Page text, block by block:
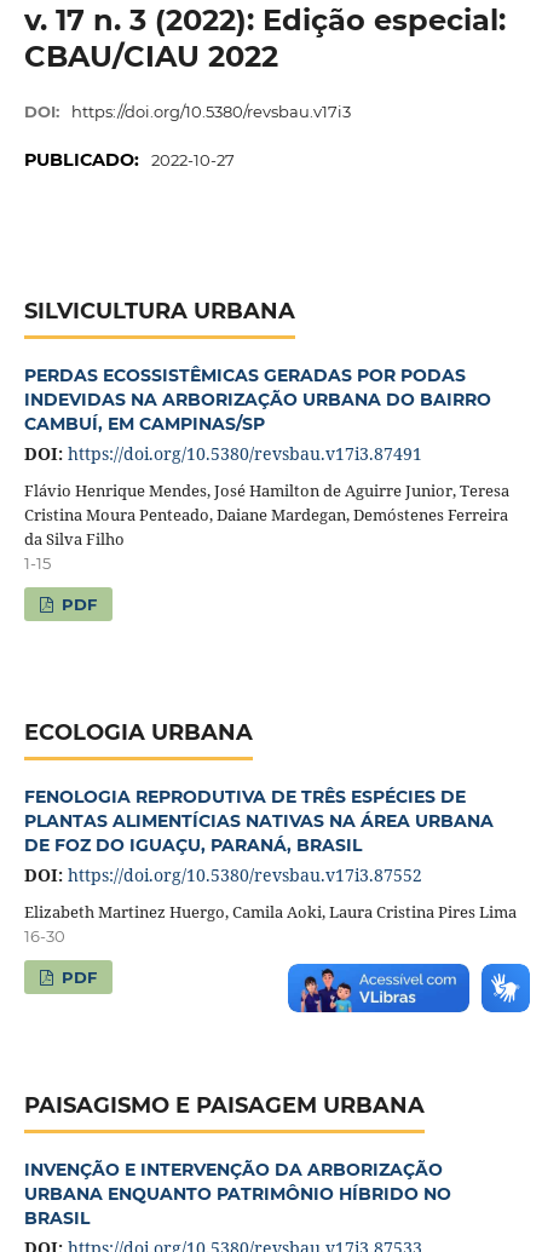
v. 17 n. 3 (2022): Edição especial:
CBAU/CIAU 2022
DOI: https://doi.org/10.5380/revsbau.v17i3
PUBLICADO: 2022-10-27
SILVICULTURA URBANA
PERDAS ECOSSISTÊMICAS GERADAS POR PODAS
INDEVIDAS NA ARBORIZAÇÃO URBANA DO BAIRRO
CAMBUÍ, EM CAMPINAS/SP
DOI: https://doi.org/10.5380/revsbau.v17i3.87491
Flávio Henrique Mendes, José Hamilton de Aguirre Junior, Teresa
Cristina Moura Penteado, Daiane Mardegan, Demóstenes Ferreira
da Silva Filho
1-15
PDF
ECOLOGIA URBANA
FENOLOGIA REPRODUTIVA DE TRÊS ESPÉCIES DE
PLANTAS ALIMENTÍCIAS NATIVAS NA ÁREA URBANA
DE FOZ DO IGUAÇU, PARANÁ, BRASIL
DOI: https://doi.org/10.5380/revsbau.v17i3.87552
Elizabeth Martinez Huergo, Camila Aoki, Laura Cristina Pires Lima
16-30
PDF
PAISAGISMO E PAISAGEM URBANA
INVENÇÃO E INTERVENÇÃO DA ARBORIZAÇÃO
URBANA ENQUANTO PATRIMÔNIO HÍBRIDO NO
BRASIL